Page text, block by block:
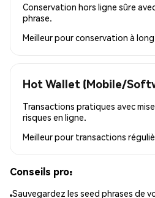
Conservation hors ligne sûre
phrase.
Meilleur pourconservation à
Hot Wallet (Mobile/
Transactions pratiques avec
risques en ligne.
Meilleur pour transactions
Conseils pro:
Sauvegardez les seed phrases de